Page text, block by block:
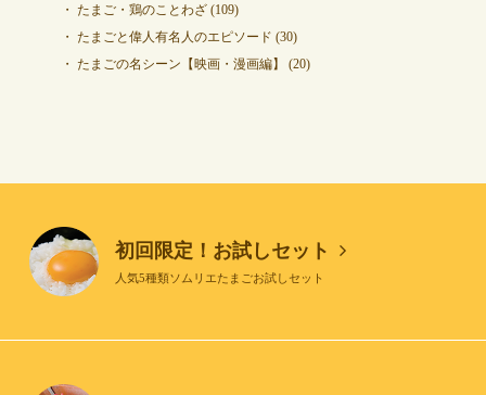
たまご・鶏のことわざ(109)
たまごと偉人有名人のエピソード (30)
たまごの名シーン【映画・漫画編】
(20)
初回限定！お試しセット
人気5種類ソムリエたまごお試しセット